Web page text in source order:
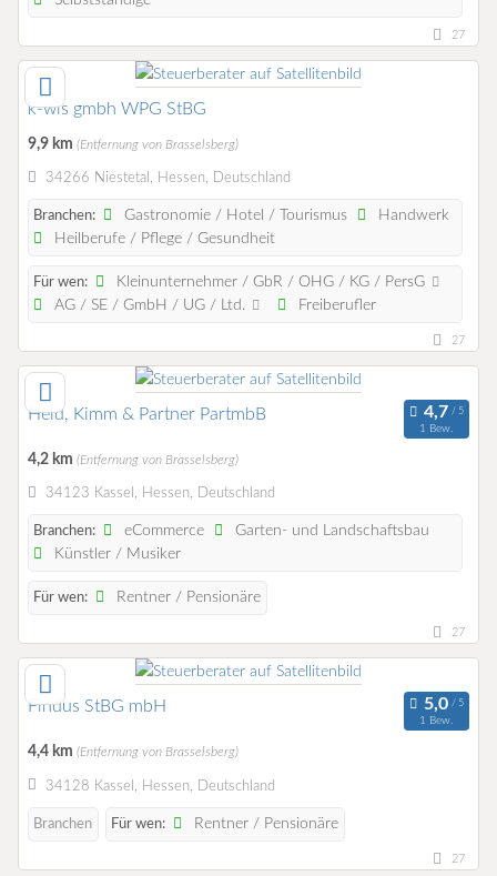
27
k-wis gmbh WPG StBG
9,9 km (Entfernung von Brasselsberg)
34266 Niestetal, Hessen, Deutschland
Branchen: Gastronomie / Hotel / Tourismus
Handwerk
Heilberufe / Pflege / Gesundheit
Für wen:
Kleinunternehmer / GbR / OHG / KG / PersG
AG / SE / GmbH / UG / Ltd.
Freiberufler
27
Heid, Kimm & Partner PartmbB
1 Bew.
4,2 km (Entfernung von Brasselsberg)
34123 Kassel, Hessen, Deutschland
Branchen: eCommerce
Garten- und Landschaftsbau
Künstler / Musiker
Für wen: Rentner / Pensionäre
27
Findus StBG mbH
1 Bew.
4,4 km (Entfernung von Brasselsberg)
34128 Kassel, Hessen, Deutschland
Branchen Für wen: Rentner / Pensionäre
27